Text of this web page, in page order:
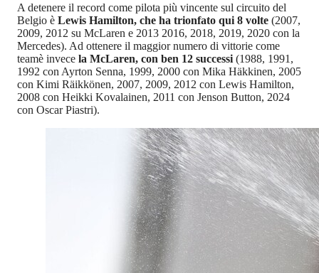
A detenere il record come pilota più vincente sul circuito del
Belgio è Lewis Hamilton, che ha trionfato qui 8 volte (2007,
2009, 2012 su McLaren e 2013 2016, 2018, 2019, 2020 con la
Mercedes). Ad ottenere il maggior numero di vittorie come
teamè invece la McLaren, con ben 12 successi (1988, 1991,
1992 con Ayrton Senna, 1999, 2000 con Mika Häkkinen, 2005
con Kimi Räikkönen, 2007, 2009, 2012 con Lewis Hamilton,
2008 con Heikki Kovalainen, 2011 con Jenson Button, 2024
con Oscar Piastri).